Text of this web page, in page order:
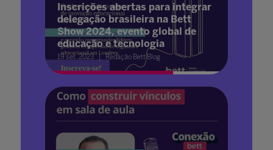
Inscrições abertas para integrar
delegação brasileira na Bett
Show 2024, evento global de
educação e tecnologia
19 set. 2023 Redação Bett Blog